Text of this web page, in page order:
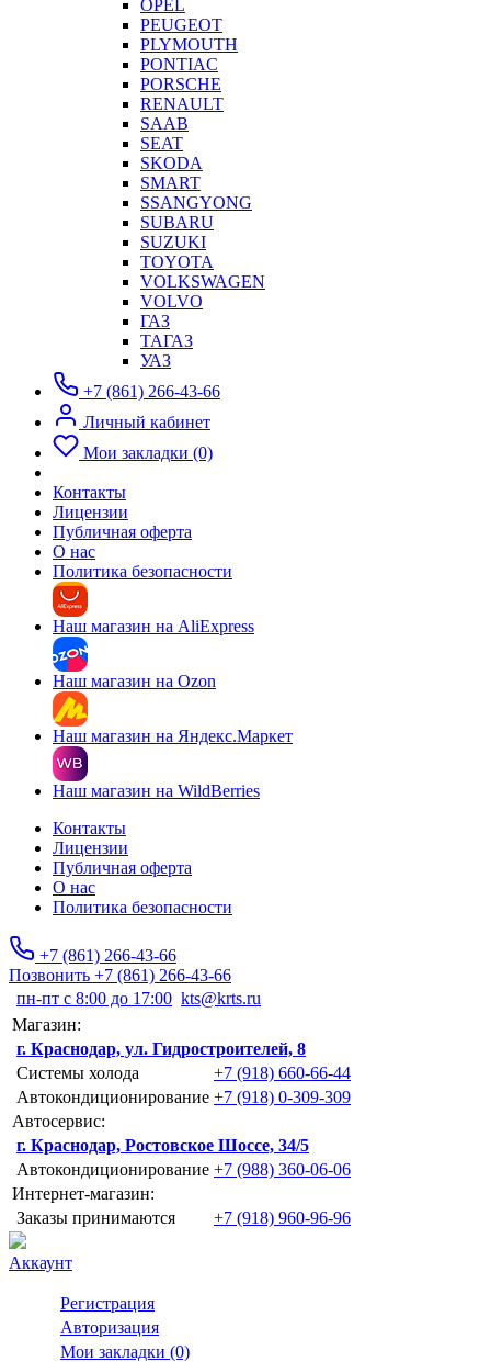
OPEL
PEUGEOT
PLYMOUTH
PONTIAC
PORSCHE
RENAULT
SAAB
SEAT
SKODA
SMART
SSANGYONG
SUBARU
SUZUKI
TOYOTA
VOLKSWAGEN
VOLVO
ГАЗ
ТАГАЗ
УАЗ
+7 (861) 266-43-66
Личный кабинет
Мои закладки (0)
Контакты
Лицензии
Публичная оферта
О нас
Политика безопасности
Наш магазин на AliExpress
Наш магазин на Ozon
Наш магазин на Яндекс.Маркет
Наш магазин на WildBerries
Контакты
Лицензии
Публичная оферта
О нас
Политика безопасности
+7 (861) 266-43-66
Позвонить +7 (861) 266-43-66
пн-пт с 8:00 до 17:00 kts@krts.ru
Магазин:
г. Краснодар, ул. Гидростроителей, 8
Системы холода
+7 (918) 660-66-44
Автокондиционирование +7 (918) 0-309-309
Автосервис:
г. Краснодар, Ростовское Шоссе, 34/5
Автокондиционирование +7 (988) 360-06-06
Интернет-магазин:
Заказы принимаются
+7 (918) 960-96-96
Аккаунт
Регистрация
Авторизация
Мои закладки (0)